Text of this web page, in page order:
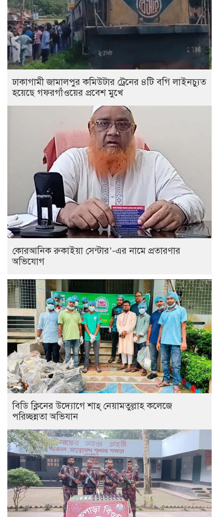
ঢাকাগামী জামালপুর কমিউটার ট্রেনের ৪টি বগি লাইনচ্যুত
হয়েছে গফরগাঁওয়ের প্রবেশ মুখে
কোরআনিক রুকাইয়া সেন্টার’-এর নামে প্রতারণার
অভিযোগ
বিডি ক্লিনের উদ্যোগে শাহ্ নেয়ামতুল্লাহ কলেজে
পরিচ্ছন্নতা অভিযান